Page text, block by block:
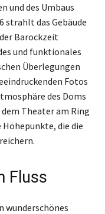
und des Umbaus
strahlt das Gebäude
Barockzeit
und funktionales
Überlegungen
Fotos
des Doms
Theater am Ring
die die
Fluss
wunderschönes